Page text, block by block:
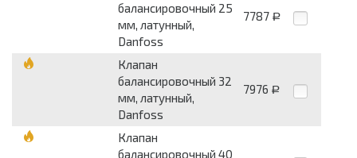
балансировочный 25
мм, латунный,
Danfoss
7787 Р
Клапан
балансировочный 32
мм, латунный,
Danfoss
7976 Р
Клапан
балансировочный 40